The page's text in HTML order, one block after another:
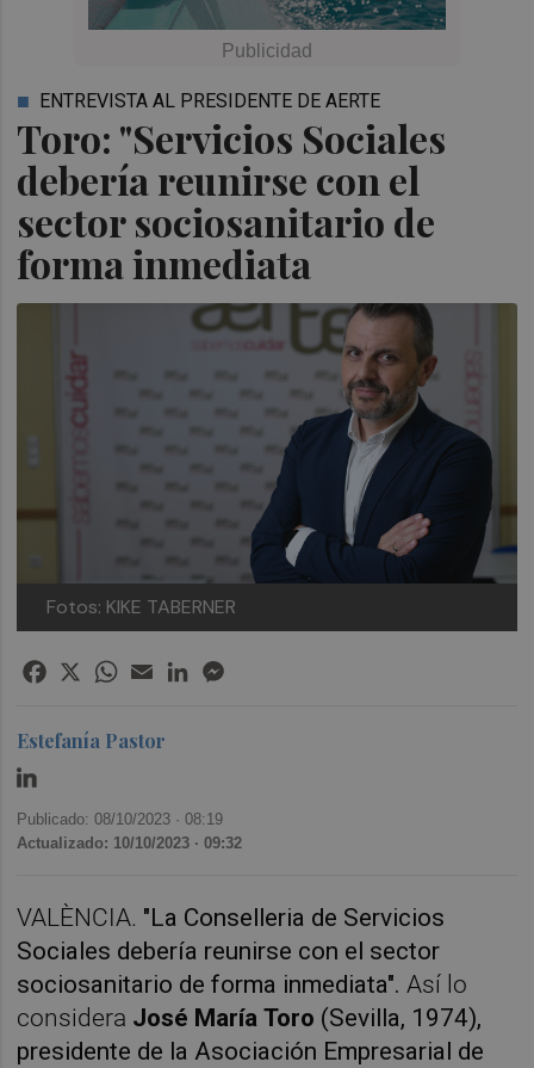
Toro: "Servicios Sociales
debería reunirse con el
sector sociosanitario de
forma inmediata
ENTREVISTA AL PRESIDENTE DE AERTE
Fotos: KIKE TABERNER
Facebook
X WhatsApp
EmailLinkedIn
Estefanía Pastor
Publicado: 08/10/2023 ·08:19
Actualizado: 10/10/2023 · 09:32
VALÈNCIA. "La Conselleria de Servicios
Sociales debería reunirse con el sector
sociosanitario de forma inmediata". Así lo
considera José María Toro (Sevilla, 1974),
presidente de la Asociación Empresarial de